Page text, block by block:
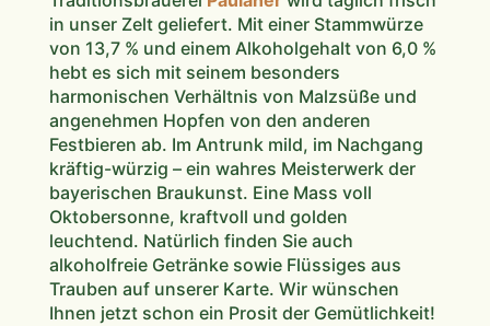
in unser Zelt geliefert. Mit einer Stammwürze
von 13,7 % und einem Alkoholgehalt von 6,0 %
hebt es sich mit seinem besonders
harmonischen Verhältnis von Malzsüße und
angenehmen Hopfen von den anderen
Festbieren ab. Im Antrunk mild, im Nachgang
kräftig-würzig – ein wahres Meisterwerk der
bayerischen Braukunst. Eine Mass voll
Oktobersonne, kraftvoll und golden
leuchtend. Natürlich finden Sie auch
alkoholfreie Getränke sowie Flüssiges aus
Trauben auf unserer Karte. Wir wünschen
Ihnen jetzt schon ein Prosit der Gemütlichkeit!